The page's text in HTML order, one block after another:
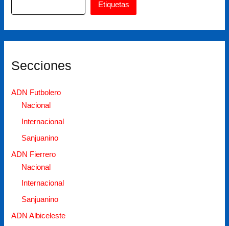
tercera
Garros
Etiquetas
Secciones
ADN Futbolero
Nacional
Internacional
Sanjuanino
ADN Fierrero
Nacional
Internacional
Sanjuanino
ADN Albiceleste